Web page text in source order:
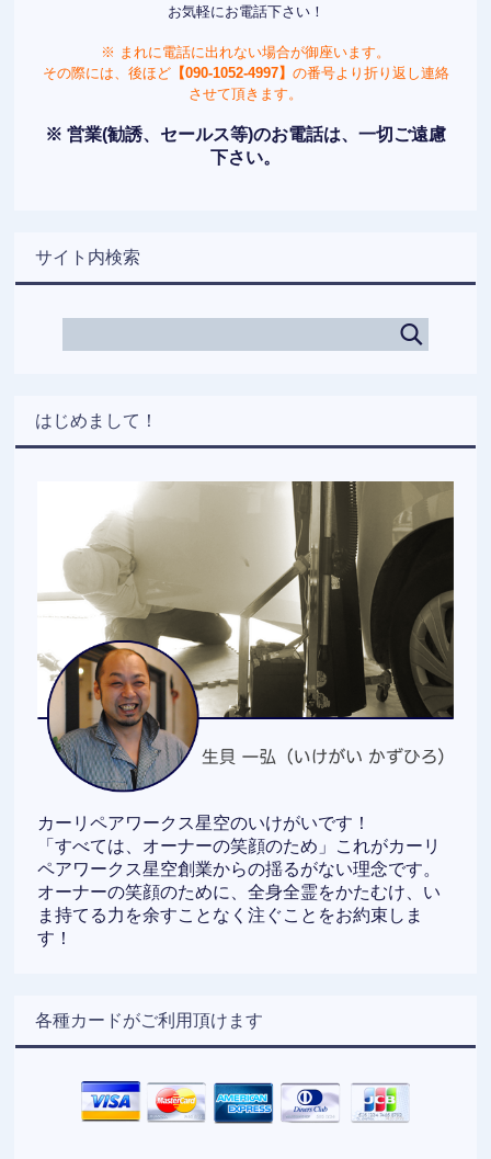
お気軽にお電話下さい！
※ まれに電話に出れない場合が御座います。
その際には、後ほど【090-1052-4997】 の番号より折り返し連絡
させて頂きます。
※ 営業(勧誘、セールス等)のお電話は、一切ご遠慮
下さい。
サイト内検索
はじめまして！
カーリペアワークス星空のいけがいです！
「すべては、オーナーの笑顔のため」これがカーリ
ペアワークス星空創業からの揺るがない理念です。
オーナーの笑顔のために、全身全霊をかたむけ、い
ま持てる力を余すことなく注ぐことをお約束しま
す！
各種カードがご利用頂けます